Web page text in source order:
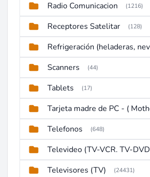
Radio Comunicacion (1216)
Receptores Satelitar (128)
Scanners (44)
Tablets (17)
Telefonos (648)
Televisores (TV) (24431)